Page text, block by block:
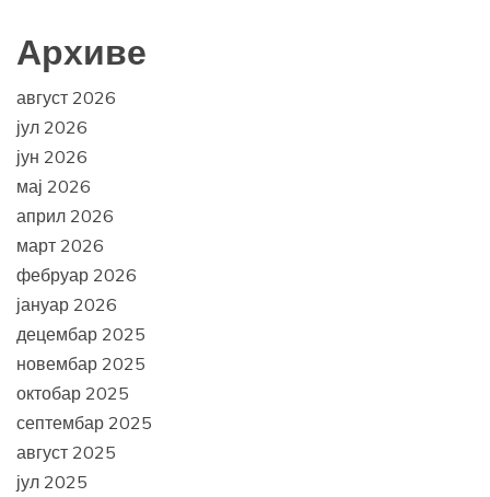
Архиве
август 2026
јул 2026
јун 2026
мај 2026
април 2026
март 2026
фебруар 2026
јануар 2026
децембар 2025
новембар 2025
октобар 2025
септембар 2025
август 2025
јул 2025